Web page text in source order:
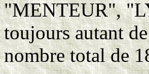
"MENTEUR",
toujours autant
nombre total de